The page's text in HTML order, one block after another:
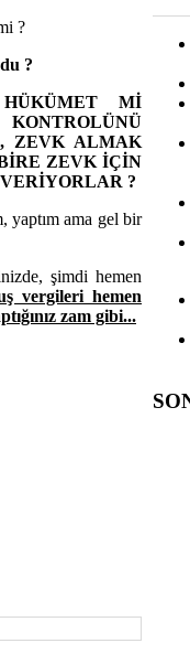
?
?
Mİ
ZEVK ALMAK
ZEVK İÇİN
?
yaptım ama gel bir
şimdi hemen
vergileri hemen
zam gibi...